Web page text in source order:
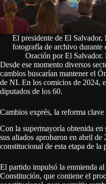
El presidente de El
fotografía de archivo durante
Oración por El
Desde ese momento diversos
cambios buscarían mantener el
de NI. En los comicios de 2024,
diputados de los 60.
Cambios exprés, la reforma clave
Con la supermayoría obtenida
sus aliados aprobaron en abril de
constitucional de esta etapa de la
El partido impulsó la enmienda
Constitución, que contiene el